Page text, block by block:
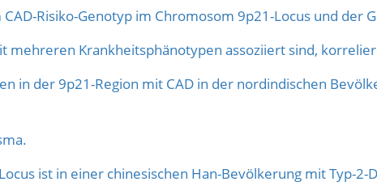
Risiko-Genotyp im Chromosom 9p21-Locus und der
mehreren Krankheitsphänotypen assoziiert sind,
in der 9p21-Region mit CAD in der nordindischen
ist in einer chinesischen Han-Bevölkerung mit Typ-